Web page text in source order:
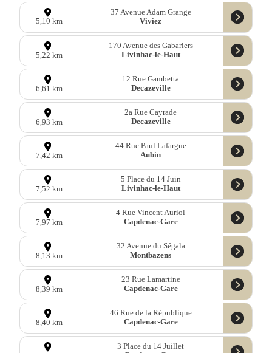
5,10 km
37 Avenue Adam Grange
Viviez
5,22 km
170 Avenue des Gabariers
Livinhac-le-Haut
6,61 km
12 Rue Gambetta
Decazeville
6,93 km
2a Rue Cayrade
Decazeville
7,42 km
44 Rue Paul Lafargue
Aubin
7,52 km
5 Place du 14 Juin
Livinhac-le-Haut
7,97 km
4 Rue Vincent Auriol
Capdenac-Gare
8,13 km
32 Avenue du Ségala
Montbazens
8,39 km
23 Rue Lamartine
Capdenac-Gare
8,40 km
46 Rue de la République
Capdenac-Gare
3 Place du 14 Juillet